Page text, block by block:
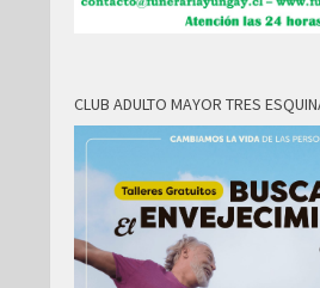
CLUB ADULTO MAYOR TRES